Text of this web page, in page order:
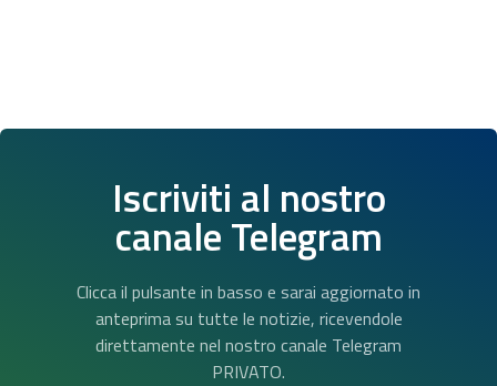
Iscriviti al nostro
canale Telegram
Clicca il pulsante in basso e sarai aggiornato in
anteprima su tutte le notizie, ricevendole
direttamente nel nostro canale Telegram
PRIVATO.